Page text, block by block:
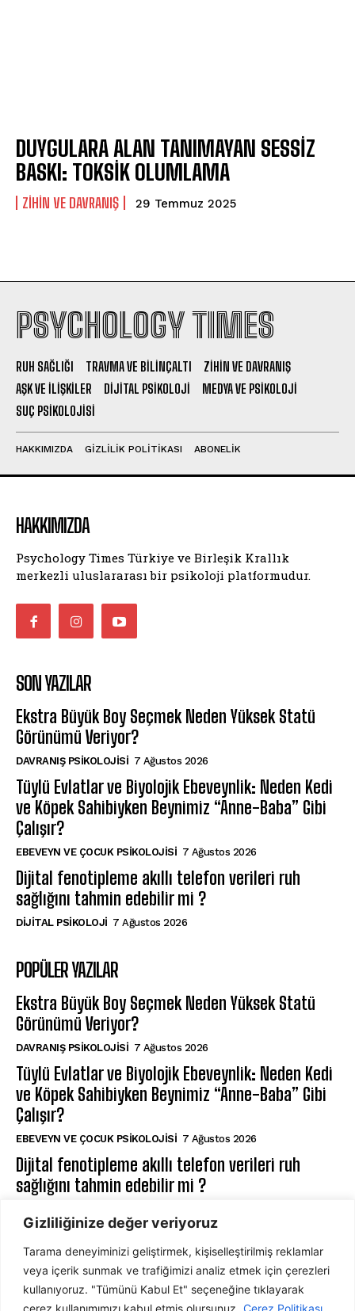
Gizliliğinize değer veriyoruz
Tarama deneyiminizi geliştirmek, kişiselleştirilmiş reklamlar
veya içerik sunmak ve trafiğimizi analiz etmek için çerezleri
kullanıyoruz. "Tümünü Kabul Et" seçeneğine tıklayarak
çerez kullanımımızı kabul etmiş olursunuz. Çerez Politikası
DUYGULARA ALAN TANIMAYAN SESSİZ
BASKI: TOKSİK OLUMLAMA
⁠ZIHIN VE DAVRANIŞ 29 Temmuz 2025
PSYCHOLOGY TIMES
RUH SAĞLIĞI TRAVMA VE BILINÇALTI
ZIHIN VE DAVRANIŞ
AŞK VE İLIŞKILER
DIJITAL PSIKOLOJI
MEDYA VE PSIKOLOJI
SUÇ PSIKOLOJISI
HAKKIMIZDA GIZLILIK POLITIKASI ABONELIK
HAKKIMIZDA
Psychology Times Türkiye ve Birleşik Krallık
merkezli uluslararası bir psikoloji platformudur.
SON YAZILAR
Ekstra Büyük Boy Seçmek Neden Yüksek Statü
Görünümü Veriyor?
DAVRANIŞ PSIKOLOJISI 7 Ağustos 2026
Tüylü Evlatlar ve Biyolojik Ebeveynlik: Neden Kedi
ve Köpek Sahibiyken Beynimiz “Anne-Baba” Gibi
Çalışır?
EBEVEYN VE ÇOCUK PSIKOLOJISI 7 Ağustos 2026
Dijital fenotipleme akıllı telefon verileri ruh
sağlığını tahmin edebilir mi ?
DIJITAL PSIKOLOJI 7 Ağustos 2026
POPÜLER YAZILAR
Ekstra Büyük Boy Seçmek Neden Yüksek Statü
Görünümü Veriyor?
DAVRANIŞ PSIKOLOJISI 7 Ağustos 2026
Tüylü Evlatlar ve Biyolojik Ebeveynlik: Neden Kedi
ve Köpek Sahibiyken Beynimiz “Anne-Baba” Gibi
Çalışır?
EBEVEYN VE ÇOCUK PSIKOLOJISI 7 Ağustos 2026
Dijital fenotipleme akıllı telefon verileri ruh
sağlığını tahmin edebilir mi ?
ABONE OL